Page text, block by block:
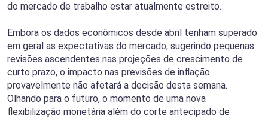
do mercado de trabalho estar atualmente estreito.
Embora os dados econômicos desde abril tenham superado
em geral as expectativas do mercado, sugerindo pequenas
revisões ascendentes nas projeções de crescimento de
curto prazo, o impacto nas previsões de inflação
provavelmente não afetará a decisão desta semana.
Olhando para o futuro, o momento de uma nova
flexibilização monetária além do corte antecipado de